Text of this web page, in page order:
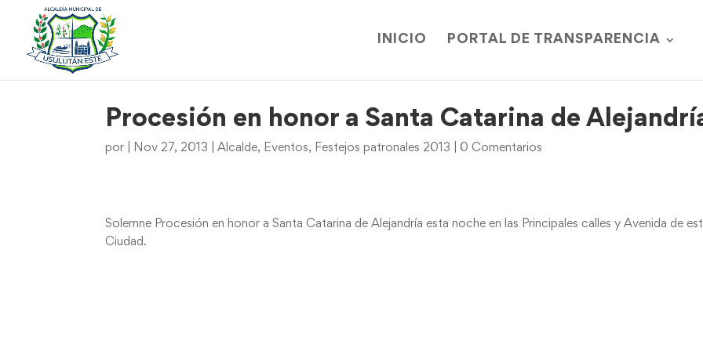
INICIO PORTAL DE TRANSPARENCIA
Procesión en honor a Santa Catarina de
por Nov 27, 2013 |Alcalde, Eventos, Festejos patronales 2013 0 Comentarios
Solemne Procesión en honor a Santa Catarina de Alejandría esta noche en las Principales calles y Avenida de
Ciudad.